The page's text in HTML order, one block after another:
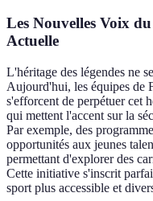
Les Nouvelles Voix
Actuelle
L'héritage des légendes ne
Aujourd'hui, les équipes de
s'efforcent de perpétuer cet
qui mettent l'accent sur la
Par exemple, des
opportunités aux jeunes
permettant d'explorer des
Cette initiative s'inscrit
sport plus accessible et